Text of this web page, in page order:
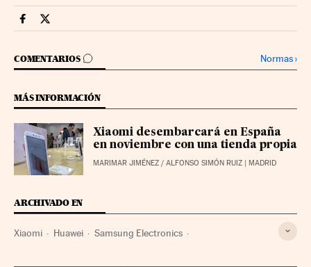
Companias Cinco Días en Facebook
Companias Cinco Días en Twitter
COMENTARIOS
IR A LOS COMENTARIOS Normas›
MÁS INFORMACIÓN
Xiaomi desembarcará en España
en noviembre con una tienda propia
MARIMAR JIMÉNEZ / ALFONSO SIMÓN RUIZ | MADRID
ARCHIVADO EN
Xiaomi Huawei Samsung Electronics